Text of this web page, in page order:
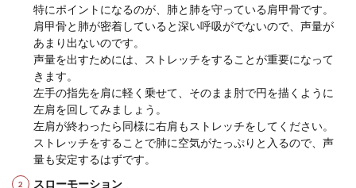
特にポイントになるのが、肺と肺を守っている肩甲骨です。
肩甲骨と肺が密着していると深い呼吸がでないので、声量が
あまり出ないのです。
声量を出すためには、ストレッチをすることが重要になって
きます。
左手の指先を肩に軽く乗せて、そのまま肘で円を描くように
左肩を回してみましょう。
左肩が終わったら同様に右肩もストレッチをしてください。
ストレッチをすることで肺に空気がたっぷりと入るので、声
量も安定するはずです。
スローモーション